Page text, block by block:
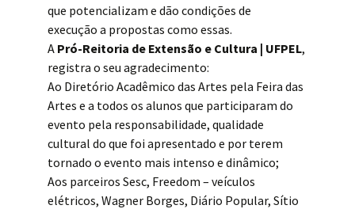
que potencializam e dão condições de
execução a propostas como essas.
A Pró-Reitoria de Extensão e Cultura | UFPEL,
registra o seu agradecimento:
Ao Diretório Acadêmico das Artes pela Feira das
Artes e a todos os alunos que participaram do
evento pela responsabilidade, qualidade
cultural do que foi apresentado e por terem
tornado o evento mais intenso e dinâmico;
Aos parceiros Sesc, Freedom – veículos
elétricos, Wagner Borges, Diário Popular, Sítio